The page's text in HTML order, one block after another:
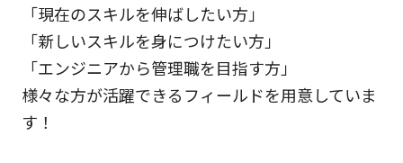
「現在のスキルを伸ばしたい方」
「新しいスキルを身につけたい方」
「エンジニアから管理職を目指す方」
様々な方が活躍できるフィールドを用意していま
す！